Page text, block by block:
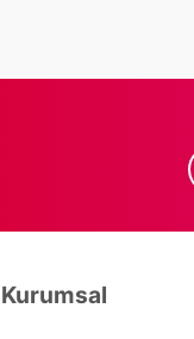
Kurumsal